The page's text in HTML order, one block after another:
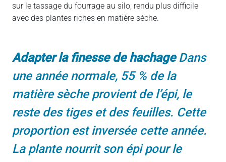
sur le tassage du fourrage au silo, rendu plus difficile
avec des plantes riches en matière sèche.
Adapter la finesse de hachageDans
une année normale, 55 % de la
matière sèche provient de l’épi, le
reste des tiges et des feuilles. Cette
proportion est inversée cette année.
La plante nourrit son épi pour le